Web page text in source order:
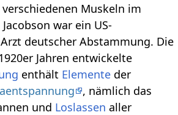
verschiedenen Muskeln im
war ein US-
deutscher Abstammung. Die
Jahren entwickelte
enthält Elemente der
, nämlich das
und Loslassen aller